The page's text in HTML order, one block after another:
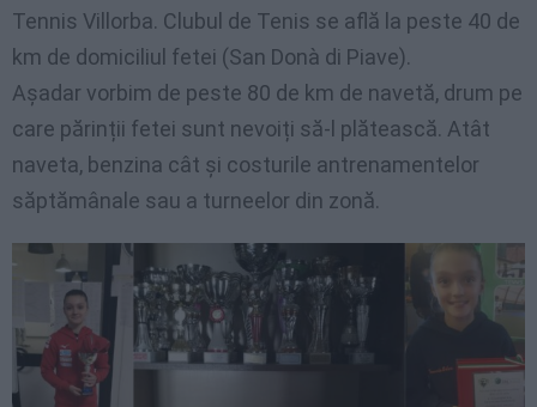
Tennis Villorba. Clubul de Tenis se află la peste 40 de
km de domiciliul fetei (San Donà di Piave).
Așadar vorbim de peste 80 de km de navetă, drum pe
care părinții fetei sunt nevoiți să-l plătească. Atât
naveta, benzina cât și costurile antrenamentelor
săptămânale sau a turneelor din zonă.